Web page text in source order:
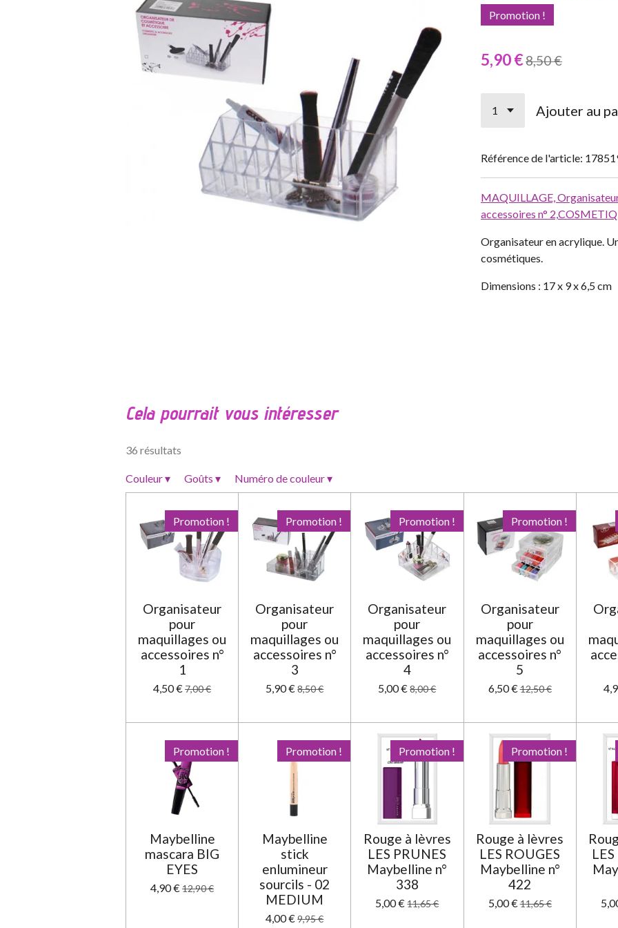
Promotion !
5,90 €8,50 €
Ajouter au
Référence de l'article:
MAQUILLAGE,
accessoires n° 2,
Organisateur en acrylique.
cosmétiques.
Dimensions : 17 x 9 x 6,5 cm
u
t
o
n
Cela pourrait vous intéresser
36 résultats
Couleur▾ Goûts ▾ Numéro de couleur▾
Promotion !
Organisateur
pour
maquillages ou
accessoires n°
1
4,50 €7,00 €
Promotion !
Organisateur
pour
maquillages ou
accessoires n°
3
5,90 €8,50 €
Promotion !
Organisateur
pour
maquillages ou
accessoires n°
4
5,00 € 8,00 €
Promotion !
Organisateur
pour
maquillages ou
accessoires n°
5
6,50 €12,50 €
Promotion !
Maybelline
mascara BIG
EYES
4,90 €12,90 €
Promotion !
Maybelline
stick
enlumineur
sourcils - 02
MEDIUM
4,00 €9,95 €
Promotion !
Rouge à lèvres
LES PRUNES
Maybelline n°
338
5,00 € 11,65 €
Promotion !
Rouge à lèvres
LES ROUGES
Maybelline n°
422
5,00 €11,65 €